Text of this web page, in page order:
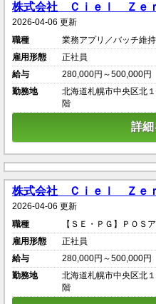
株式会社 Ｃｉｅｌ Ｚｅ
2026-04-06 更新
職種
業務アプリ／バッチ維
雇用形態
正社員
給与
280,000円～500,000円
勤務地
北海道札幌市中央区北
階
詳
株式会社 Ｃｉｅｌ Ｚｅ
2026-04-06 更新
職種
【ＳＥ・ＰＧ】ＰＯＳ
雇用形態
正社員
給与
280,000円～500,000円
勤務地
北海道札幌市中央区北
階